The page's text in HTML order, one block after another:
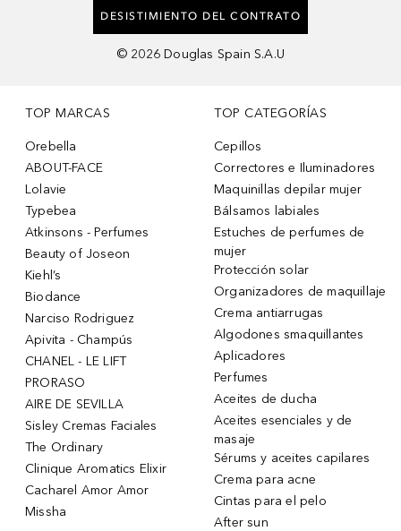
DESISTIMIENTO DEL CONTRATO
© 2026 Douglas Spain S.A.U
TOP MARCAS
Orebella
ABOUT-FACE
Lolavie
Typebea
Atkinsons - Perfumes
Beauty of Joseon
Kiehl’s
Biodance
Narciso Rodriguez
Apivita - Champús
CHANEL - LE LIFT
PRORASO
AIRE DE SEVILLA
Sisley Cremas Faciales
The Ordinary
Clinique Aromatics Elixir
Cacharel Amor Amor
Missha
TOP CATEGORÍAS
Cepillos
Correctores e Iluminadores
Maquinillas depilar mujer
Bálsamos labiales
Estuches de perfumes de
mujer
Protección solar
Organizadores de maquillaje
Crema antiarrugas
Algodones smaquillantes
Aplicadores
Perfumes
Aceites de ducha
Aceites esenciales y de
masaje
Sérums y aceites capilares
Crema para acne
Cintas para el pelo
After sun